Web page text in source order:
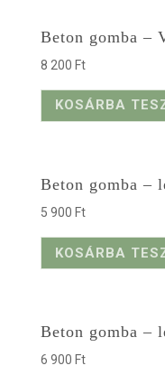
Beton gomba –
8 200 Ft
KOSÁRBA
Beton gomba –
5 900 Ft
KOSÁRBA
Beton gomba –
6 900 Ft